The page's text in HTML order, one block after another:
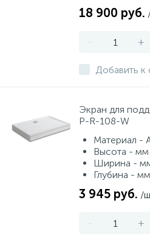
18 900 руб.
- +
Добавить к
Экран для
P-R-108-W
Материал -
Высота -
Ширина -
Глубина -
3 945 руб. /
- +